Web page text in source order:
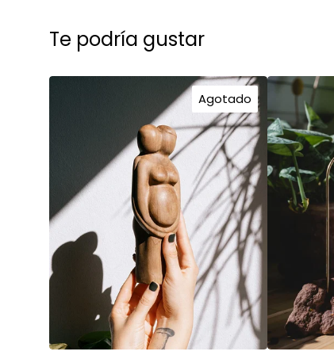
Te podría gustar
Agotado